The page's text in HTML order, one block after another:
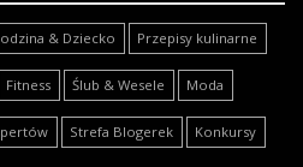
& Dziecko Przepisy kulinarne
Fitness Ślub & Wesele Moda
Strefa Blogerek Konkursy